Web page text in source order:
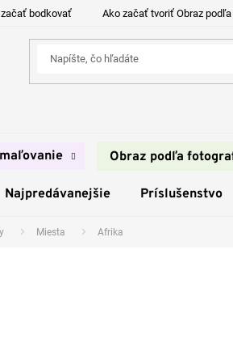
bodkovať Ako začať tvoriť Obraz
Obraz podľa
Najpredávanejšie Príslušenstvo
Miesta Afrika